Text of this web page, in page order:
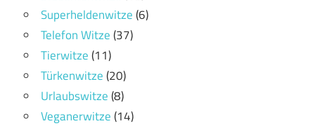
Superheldenwitze(6)
Telefon Witze(37)
Tierwitze(11)
Türkenwitze(20)
Urlaubswitze(8)
Veganerwitze(14)